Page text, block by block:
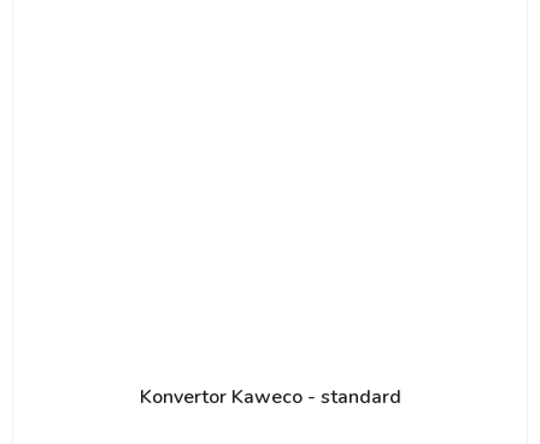
Konvertor Kaweco - standard